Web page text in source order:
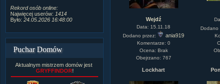
Rekord osób online:
Najwięcej userów: 1414
Było: 24.05.2026 16:48:00
Wlepionych ostrzeżeń:4,170
Puchar Domów
Aktualnym mistrzem domów jest
GRYFFINDOR!
Wejdź
Data: 15.11.18
Dodano przez:
ania919
Komentarze: 0
Ocena: Brak
Obejrzano: 767
Lockhart